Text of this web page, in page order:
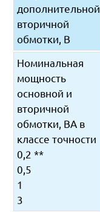
дополнительной
вторичной
обмотки, В
Номинальная
мощность
основной и
вторичной
обмотки, ВА в
классе точности
0,2 **
0,5
1
3